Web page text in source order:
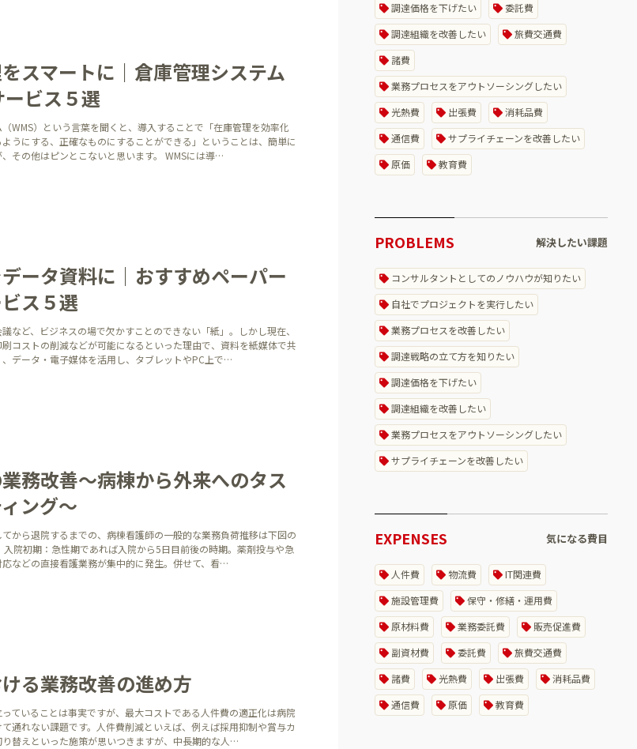
スマートに｜倉庫管理システム
ビス５選
WMS）という言葉を聞くと、導入することで「在庫管理を効率化
ようにする、正確なものにすることができる」ということは、簡単に
その他はピンとこないと思います。 WMSには導…
ータ資料に｜おすすめペーパー
ス５選
など、ビジネスの場で欠かすことのできない「紙」。しかし現在、
コストの削減などが可能になるといった理由で、資料を紙媒体で共
データ・電子媒体を活用し、タブレットやPC上で…
務改善～病棟から外来へのタス
ング～
から退院するまでの、病棟看護師の一般的な業務負荷推移は下図の
入院初期：急性期であれば入院から5日目前後の時期。薬剤投与や急
などの直接看護業務が集中的に発生。併せて、看…
る業務改善の進め方
ていることは事実ですが、最大コストである人件費の適正化は病院
通れない課題です。人件費削減といえば、例えば採用抑制や賞与カ
り替えといった施策が思いつきますが、中長期的な人…
調達価格を下げたい
委託費
調達組織を改善したい
旅費交通費
諸費
業務プロセスをアウトソーシングしたい
光熱費
出張費
消耗品費
通信費
サプライチェーンを改善したい
原価
教育費
PROBLEMS 解決したい課題
コンサルタントとしてのノウハウが知りたい
自社でプロジェクトを実行したい
業務プロセスを改善したい
調達戦略の立て方を知りたい
調達価格を下げたい
調達組織を改善したい
業務プロセスをアウトソーシングしたい
サプライチェーンを改善したい
EXPENSES 気になる費目
人件費 物流費
IT関連費
施設管理費
保守・修繕・運用費
原材料費
業務委託費
販売促進費
副資材費
委託費
旅費交通費
諸費
光熱費 出張費
消耗品費
通信費
原価 教育費